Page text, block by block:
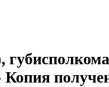
Копия